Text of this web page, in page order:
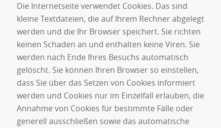
Die Internetseite verwendet Cookies. Das sind
kleine Textdateien, die auf Ihrem Rechner abgelegt
werden und die Ihr Browser speichert. Sie richten
keinen Schaden an und enthalten keine Viren. Sie
werden nach Ende Ihres Besuchs automatisch
gelöscht. Sie können Ihren Browser so einstellen,
dass Sie über das Setzen von Cookies informiert
werden und Cookies nur im Einzelfall erlauben, die
Annahme von Cookies für bestimmte Fälle oder
generell ausschließen sowie das automatische